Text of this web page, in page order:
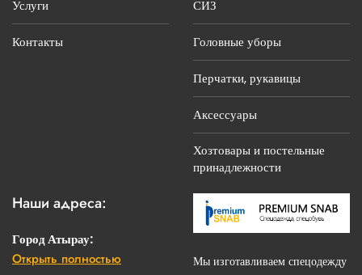
Услуги
Контакты
СИЗ
Головные уборы
Перчатки, рукавицы
Аксессуары
Хозтовары и постельные
принадлежности
Наши адреса:
Город Атырау:
г. Атырау, ул.С.Датова, 14 «Б»
Открыть полностью
Мы изготавливаем спецодежду